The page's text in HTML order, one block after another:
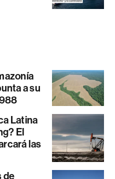
a su
Latina
El
las
de